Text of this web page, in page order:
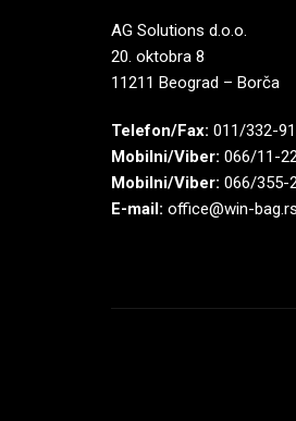
AG Solutions d.o.o.
20. oktobra 8
11211 Beograd – Borča
Telefon/Fax: 011/332-
Mobilni/Viber: 066/11-
Mobilni/Viber: 066/355-
E-mail: office@win-bag.rs